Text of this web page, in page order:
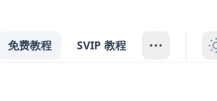
免费教程 SVIP 教程